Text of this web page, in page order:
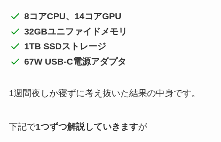
8コアCPU、14コアGPU
32GBユニファイドメモリ
1TB SSDストレージ
67W USB-C電源アダプタ
1週間夜しか寝ずに考え抜いた結果の中身です。
下記で1つずつ解説していきますが